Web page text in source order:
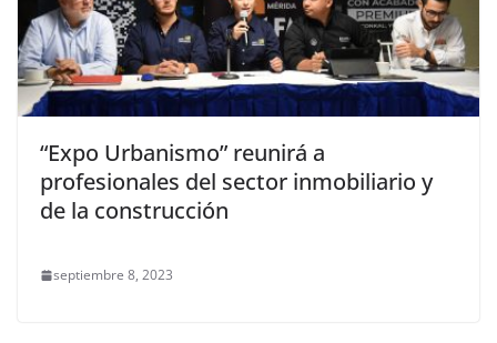
“Expo Urbanismo” reunirá a
profesionales del sector inmobiliario y
de la construcción
septiembre 8, 2023